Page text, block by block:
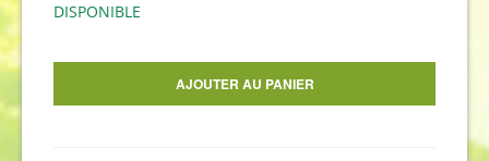
DISPONIBLE
AJOUTER AU PANIER